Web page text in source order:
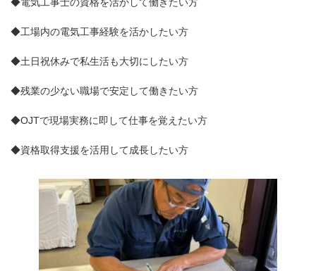
◆電気工事士の資格を活かして働きたい方
◆工場内の電気工事経験を活かしたい方
◆土日祝休みで私生活も大切にしたい方
◆残業の少ない職場で安定して働きたい方
◆OJTで現場実務に即して仕事を覚えたい方
◆資格取得支援を活用して成長したい方